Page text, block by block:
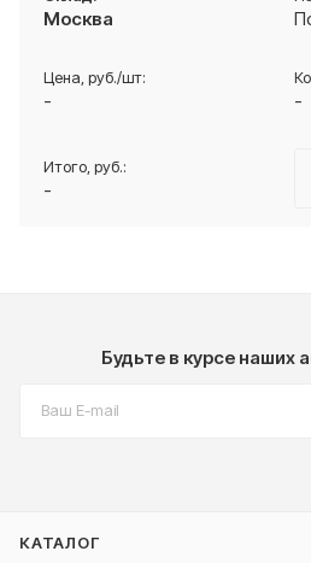
Москва
- -
-
Будьте в курсе наших
КАТАЛОГ